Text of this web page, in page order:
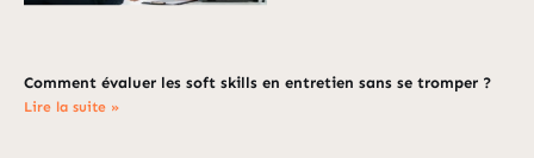
Comment évaluer les soft skills en entretien sans se tromper ?
Lire la suite »